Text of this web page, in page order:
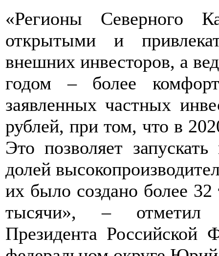
«Регионы Северного
открытыми и
внешних инвесторов, а
годом – более
заявленных частных
рублей, при том, что в
Это позволяет
долей
их было создано более
тысячи», – отметил
Президента Российской